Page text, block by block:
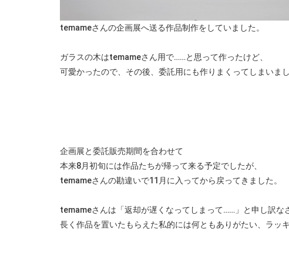
temameさんの企画展へ送る作品制作をしていました。
ガラスの木はtemameさん用で……と思って作ったけど、
可愛かったので、その後、委託用にも作りまくってしまいま
企画展と委託販売期間を合わせて
本来8月初旬には作品たちが帰って来る予定でしたが、
temameさんの勘違いで11月に入ってから戻ってきました。
temameさんは「返却が遅くなってしまって……」と申し訳な
長く作品を置いたもらえた私的には何ともありがたい、ラッ